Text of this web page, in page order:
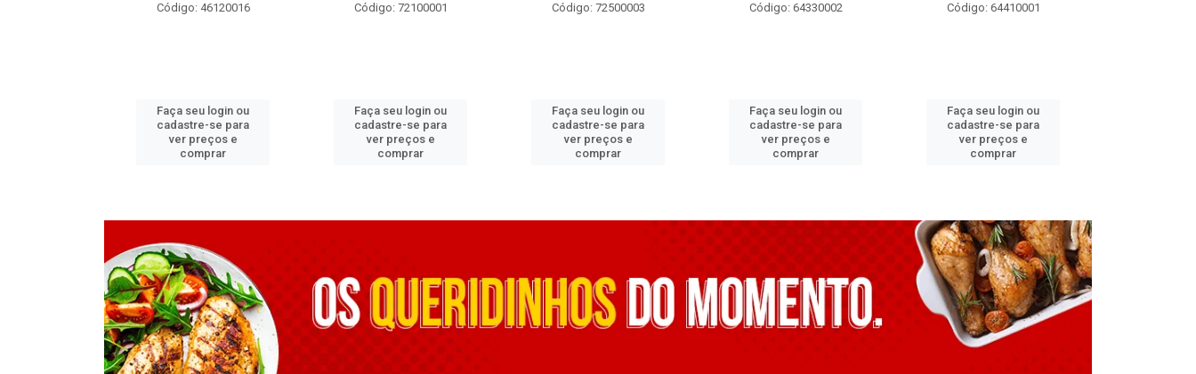
Código: 46120016
Faça seu login ou
cadastre-se para
ver preços e
comprar
Código: 72100001
Faça seu login ou
cadastre-se para
ver preços e
comprar
Código: 72500003
Faça seu login ou
cadastre-se para
ver preços e
comprar
Código: 64330002
Faça seu login ou
cadastre-se para
ver preços e
comprar
Código: 64410001
Faça seu login ou
cadastre-se para
ver preços e
comprar